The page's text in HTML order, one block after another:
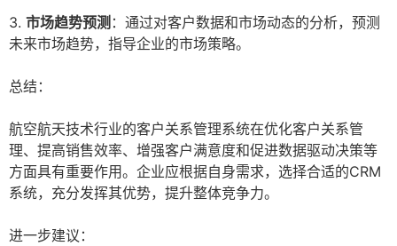
3. 市场趋势预测 ：通过对客户数据和市场动态的分析，预测
未来市场趋势，指导企业的市场策略。
总结：
航空航天技术行业的客户关系管理系统在优化客户关系管
理、提高销售效率、增强客户满意度和促进数据驱动决策等
方面具有重要作用。企业应根据自身需求，选择合适的CRM
系统，充分发挥其优势，提升整体竞争力。
进一步建议：